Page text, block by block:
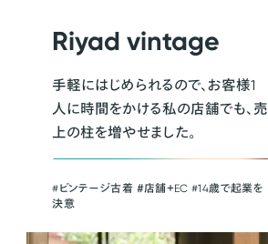
Riyad vintage
手軽にはじめられるので、お客様1
人に時間をかける私の店舗でも、売
上の柱を増やせました。
#ビンテージ古着 ＃店舗＋EC #14歳で起業を
決意